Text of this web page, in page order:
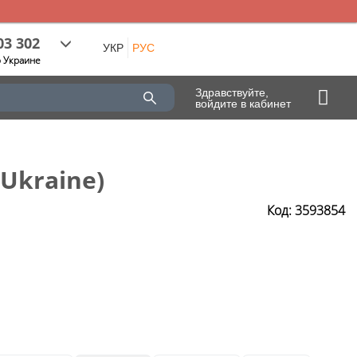
302
Украине
УКР РУС
Здравствуйте,
войдите в кабинет
Код: 3593854